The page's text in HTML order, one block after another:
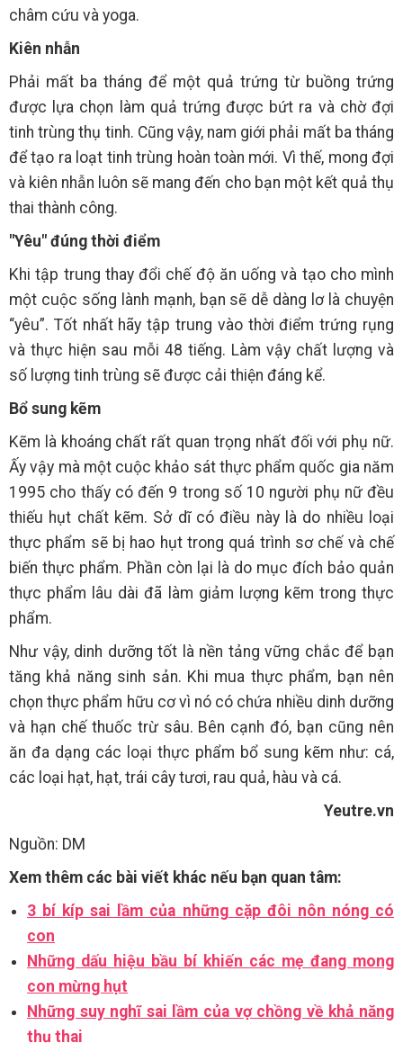
châm cứu và yoga.
Kiên nhẫn
Phải mất ba tháng để một quả trứng từ buồng trứng
được lựa chọn làm quả trứng được bứt ra và chờ đợi
tinh trùng thụ tinh. Cũng vậy, nam giới phải mất ba tháng
để tạo ra loạt tinh trùng hoàn toàn mới. Vì thế, mong đợi
và kiên nhẫn luôn sẽ mang đến cho bạn một kết quả thụ
thai thành công.
"Yêu" đúng thời điểm
Khi tập trung thay đổi chế độ ăn uống và tạo cho mình
một cuộc sống lành mạnh, bạn sẽ dễ dàng lơ là chuyện
“yêu”. Tốt nhất hãy tập trung vào thời điểm trứng rụng
và thực hiện sau mỗi 48 tiếng. Làm vậy chất lượng và
số lượng tinh trùng sẽ được cải thiện đáng kể.
Bổ sung kẽm
Kẽm là khoáng chất rất quan trọng nhất đối với phụ nữ.
Ấy vậy mà một cuộc khảo sát thực phẩm quốc gia năm
1995 cho thấy có đến 9 trong số 10 người phụ nữ đều
thiếu hụt chất kẽm. Sở dĩ có điều này là do nhiều loại
thực phẩm sẽ bị hao hụt trong quá trình sơ chế và chế
biến thực phẩm. Phần còn lại là do mục đích bảo quản
thực phẩm lâu dài đã làm giảm lượng kẽm trong thực
phẩm.
Như vậy, dinh dưỡng tốt là nền tảng vững chắc để bạn
tăng khả năng sinh sản. Khi mua thực phẩm, bạn nên
chọn thực phẩm hữu cơ vì nó có chứa nhiều dinh dưỡng
và hạn chế thuốc trừ sâu. Bên cạnh đó, bạn cũng nên
ăn đa dạng các loại thực phẩm bổ sung kẽm như: cá,
các loại hạt, hạt, trái cây tươi, rau quả, hàu và cá.
Yeutre.vn
Nguồn: DM
Xem thêm các bài viết khác nếu bạn quan tâm:
3 bí kíp sai lầm của những cặp đôi nôn nóng có
con
Những dấu hiệu bầu bí khiến các mẹ đang mong
con mừng hụt
Những suy nghĩ sai lầm của vợ chồng về khả năng
thụ thai